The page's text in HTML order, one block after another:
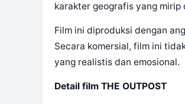
karakter geografis yang mirip
Film ini diproduksi dengan
Secara komersial, film ini
yang realistis dan emosional.
Detail film THE OUTPOST